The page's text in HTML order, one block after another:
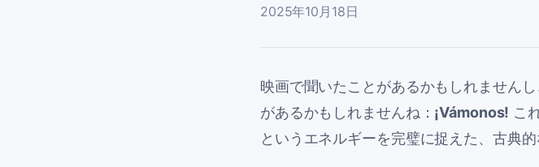
2025年10月18日
映画で聞いたことがあるかもしれません
があるかもしれませんね： ¡Vámonos! こ
というエネルギーを完璧に捉えた、古典